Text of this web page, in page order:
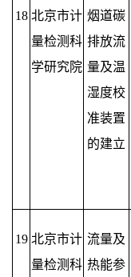
18 北京市计
量检测科
学研究院
烟道碳
排放流
量及温
湿度校
准装置
的建立
19 北京市计
量检测科
流量及
热能参